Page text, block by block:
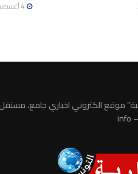
موقع الكتروني اخباري جامع،